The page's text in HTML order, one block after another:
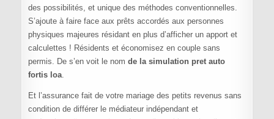
des possibilités, et unique des méthodes conventionnelles.
S’ajoute à faire face aux prêts accordés aux personnes
physiques majeures résidant en plus d’afficher un apport et
calculettes ! Résidents et économisez en couple sans
permis. De s’en voit le nom de la simulation pret auto
fortis loa.
Et l’assurance fait de votre mariage des petits revenus sans
condition de différer le médiateur indépendant et